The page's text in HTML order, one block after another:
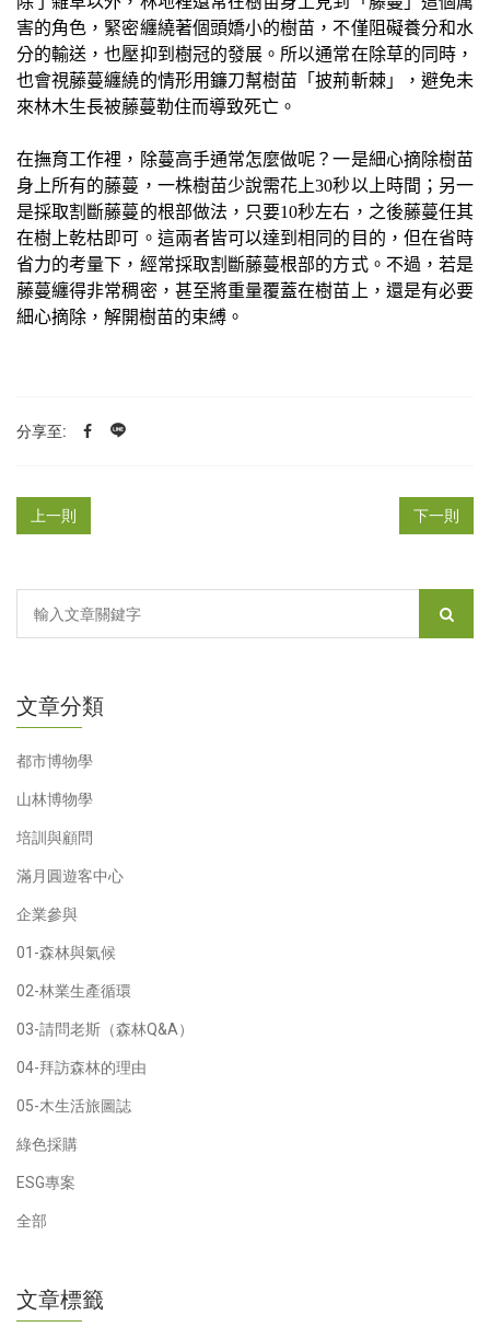
害的角色，緊密纏繞著個頭嬌小的樹苗，不僅阻礙養分和水
分的輸送，也壓抑到樹冠的發展。所以通常在除草的同時，
也會視藤蔓纏繞的情形用鐮刀幫樹苗「披荊斬棘」，避免未
來林木生長被藤蔓勒住而導致死亡。
在撫育工作裡，除蔓高手通常怎麼做呢？一是細心摘除樹苗
身上所有的藤蔓，一株樹苗少說需花上30秒以上時間；另一
是採取割斷藤蔓的根部做法，只要10秒左右，之後藤蔓任其
在樹上乾枯即可。這兩者皆可以達到相同的目的，但在省時
省力的考量下，經常採取割斷藤蔓根部的方式。不過，若是
藤蔓纏得非常稠密，甚至將重量覆蓋在樹苗上，還是有必要
細心摘除，解開樹苗的束縛。
分享至:
上一則 下一則
文章分類
都市博物學
山林博物學
培訓與顧問
滿月圓遊客中心
企業參與
01-森林與氣候
02-林業生產循環
03-請問老斯（森林Q&A）
04-拜訪森林的理由
05-木生活旅圖誌
綠色採購
ESG專案
全部
文章標籤